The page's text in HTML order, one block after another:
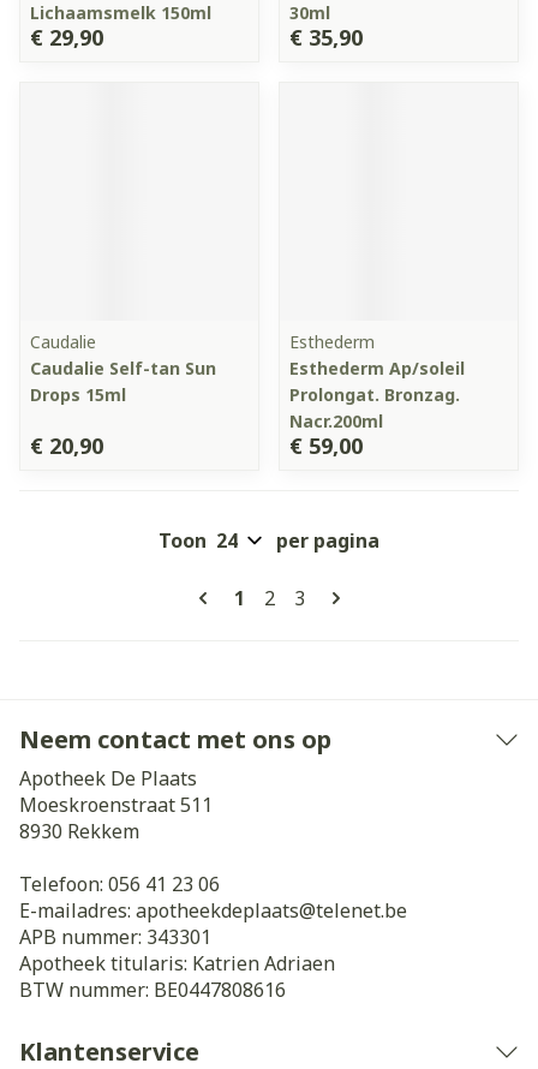
Lichaamsmelk 150ml
€ 29,90
30ml
€ 35,90
Caudalie
Caudalie Self-tan Sun
Drops 15ml
€ 20,90
Esthederm
Esthederm Ap/soleil
Prolongat. Bronzag.
Nacr.200ml
€ 59,00
Pagina's
U lees momenteel pagina
1 Pagina
2 Pagina
3
Toon per pagina
Neem contact met ons op
Apotheek De Plaats
Moeskroenstraat 511
8930 Rekkem
Telefoon: 056 41 23 06
E-mailadres: apotheekdeplaats@telenet.be
APB nummer: 343301
Apotheek titularis: Katrien Adriaen
BTW nummer: BE0447808616
Klantenservice